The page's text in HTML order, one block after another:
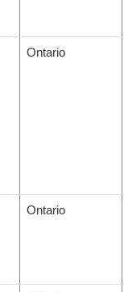
Ontario
Ontario